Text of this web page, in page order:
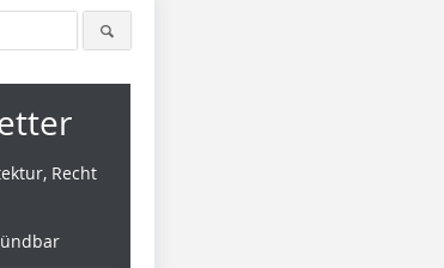
Recht